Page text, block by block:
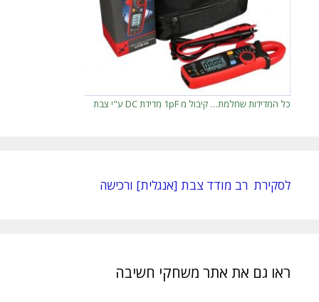
כל המדידות שחלמת… קיבול מ 1pF מדידת DC ע"י צבת
לסקירת רב מודד צבת [אנגלית] ורכישה
ראו גם את אתר משחקי חשיבה